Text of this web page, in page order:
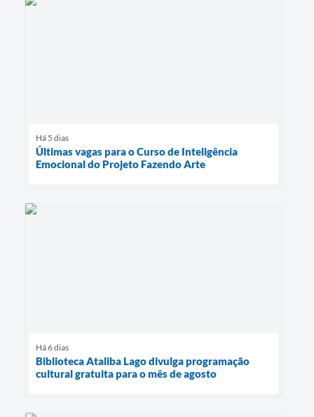
Há 5 dias
Últimas vagas para o Curso de Inteligência
Emocional do Projeto Fazendo Arte
Há 6 dias
Biblioteca Ataliba Lago divulga programação
cultural gratuita para o mês de agosto